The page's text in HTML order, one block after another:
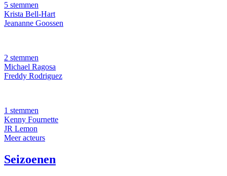
5 stemmen
Krista Bell-Hart
Jeananne Goossen
2 stemmen
Michael Ragosa
Freddy Rodriguez
1 stemmen
Kenny Fournette
JR Lemon
Meer acteurs
Seizoenen